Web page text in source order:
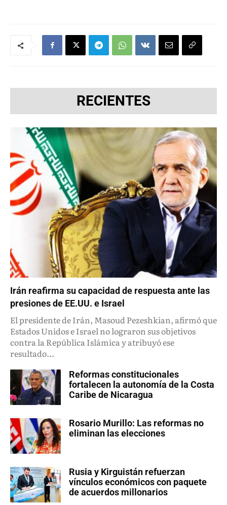
RECIENTES
Irán reafirma su capacidad de respuesta ante las
presiones de EE.UU. e Israel
El presidente de Irán, Masoud Pezeshkian, afirmó que
Estados Unidos e Israel no lograron sus objetivos
contra la República Islámica y atribuyó ese
resultado...
Reformas constitucionales
fortalecen la autonomía de la Costa
Caribe de Nicaragua
Rosario Murillo: Las reformas no
eliminan las elecciones
Rusia y Kirguistán refuerzan
vínculos económicos con paquete
de acuerdos millonarios